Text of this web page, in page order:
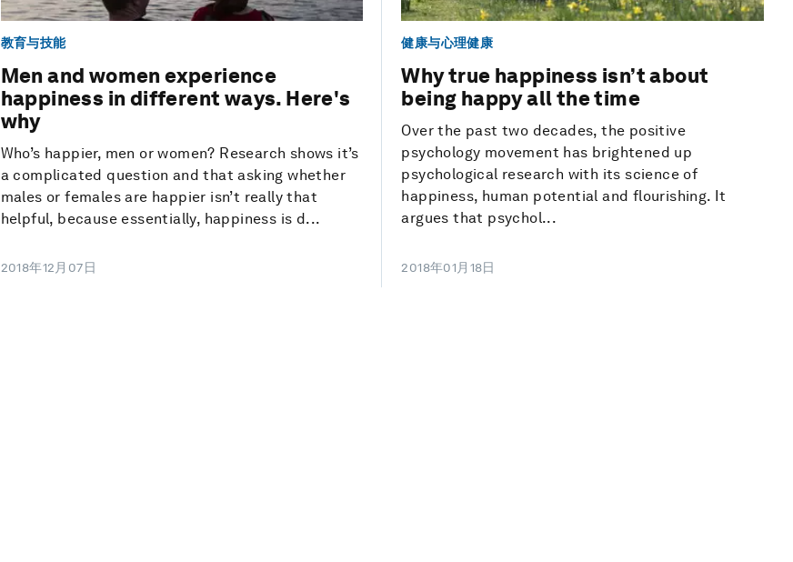
教育与技能
Men and women experience
happiness in different ways. Here's
why
Who’s happier, men or women? Research shows it’s
a complicated question and that asking whether
males or females are happier isn’t really that
helpful, because essentially, happiness is d...
2018年12月07日
健康与心理健康
Why true happiness isn’t about
being happy all the time
Over the past two decades, the positive
psychology movement has brightened up
psychological research with its science of
happiness, human potential and flourishing. It
argues that psychol...
2018年01月18日